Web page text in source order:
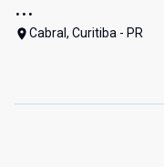
...
Cabral, Curitiba - PR